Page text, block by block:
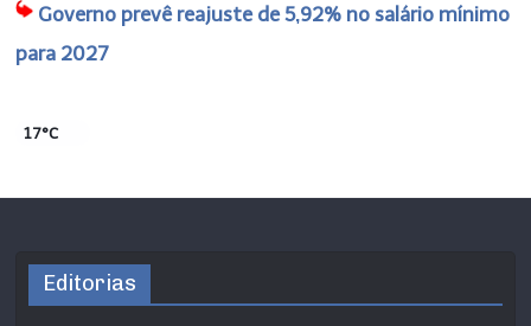
Governo prevê reajuste de 5,92% no salário mínimo
para 2027
17°C
Editorias